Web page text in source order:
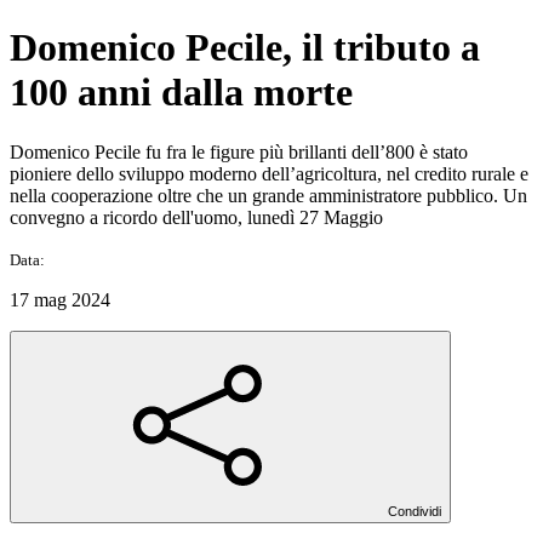
Domenico Pecile, il tributo a
100 anni dalla morte
Domenico Pecile fu fra le figure più brillanti dell’800 è stato
pioniere dello sviluppo moderno dell’agricoltura, nel credito rurale e
nella cooperazione oltre che un grande amministratore pubblico. Un
convegno a ricordo dell'uomo, lunedì 27 Maggio
Data:
17 mag 2024
Condividi